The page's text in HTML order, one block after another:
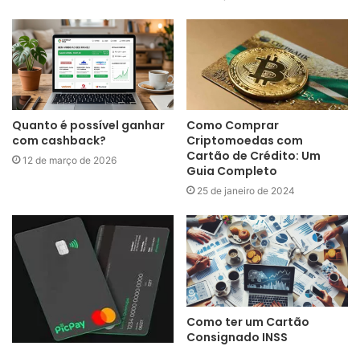
Quanto é possível ganhar
com cashback?
12 de março de 2026
Como Comprar
Criptomoedas com
Cartão de Crédito: Um
Guia Completo
25 de janeiro de 2024
Como ter um Cartão
Consignado INSS